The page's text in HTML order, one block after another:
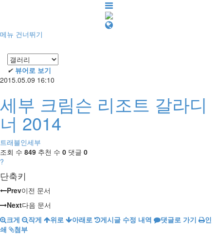
메뉴 건너뛰기
✔ 뷰어로 보기
2015.05.09 16:10
세부 크림슨 리조트 갈라디
너 2014
트래블인세부
조회 수 849 추천 수 0 댓글 0
?
단축키
Prev이전 문서
Next다음 문서
크게
작게 위로 아래로 게시글 수정 내역 댓글로 가기
인
쇄
첨부